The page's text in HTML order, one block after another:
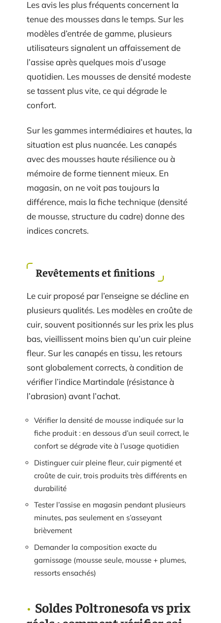
Les avis les plus fréquents concernent la
tenue des mousses dans le temps. Sur les
modèles d’entrée de gamme, plusieurs
utilisateurs signalent un affaissement de
l’assise après quelques mois d’usage
quotidien. Les mousses de densité modeste
se tassent plus vite, ce qui dégrade le
confort.
Sur les gammes intermédiaires et hautes, la
situation est plus nuancée. Les canapés
avec des mousses haute résilience ou à
mémoire de forme tiennent mieux. En
magasin, on ne voit pas toujours la
différence, mais la fiche technique (densité
de mousse, structure du cadre) donne des
indices concrets.
Revêtements et finitions
Le cuir proposé par l’enseigne se décline en
plusieurs qualités. Les modèles en croûte de
cuir, souvent positionnés sur les prix les plus
bas, vieillissent moins bien qu’un cuir pleine
fleur. Sur les canapés en tissu, les retours
sont globalement corrects, à condition de
vérifier l’indice Martindale (résistance à
l’abrasion) avant l’achat.
Vérifier la densité de mousse indiquée sur la
fiche produit : en dessous d’un seuil correct, le
confort se dégrade vite à l’usage quotidien
Distinguer cuir pleine fleur, cuir pigmenté et
croûte de cuir, trois produits très différents en
durabilité
Tester l’assise en magasin pendant plusieurs
minutes, pas seulement en s’asseyant
brièvement
Demander la composition exacte du
garnissage (mousse seule, mousse + plumes,
ressorts ensachés)
Soldes Poltronesofa vs prix